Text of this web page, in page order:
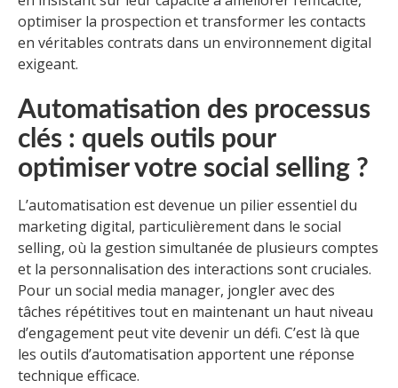
optimiser la prospection et transformer les contacts
en véritables contrats dans un environnement digital
exigeant.
Automatisation des processus
clés : quels outils pour
optimiser votre social selling ?
L’automatisation est devenue un pilier essentiel du
marketing digital, particulièrement dans le social
selling, où la gestion simultanée de plusieurs comptes
et la personnalisation des interactions sont cruciales.
Pour un social media manager, jongler avec des
tâches répétitives tout en maintenant un haut niveau
d’engagement peut vite devenir un défi. C’est là que
les outils d’automatisation apportent une réponse
technique efficace.